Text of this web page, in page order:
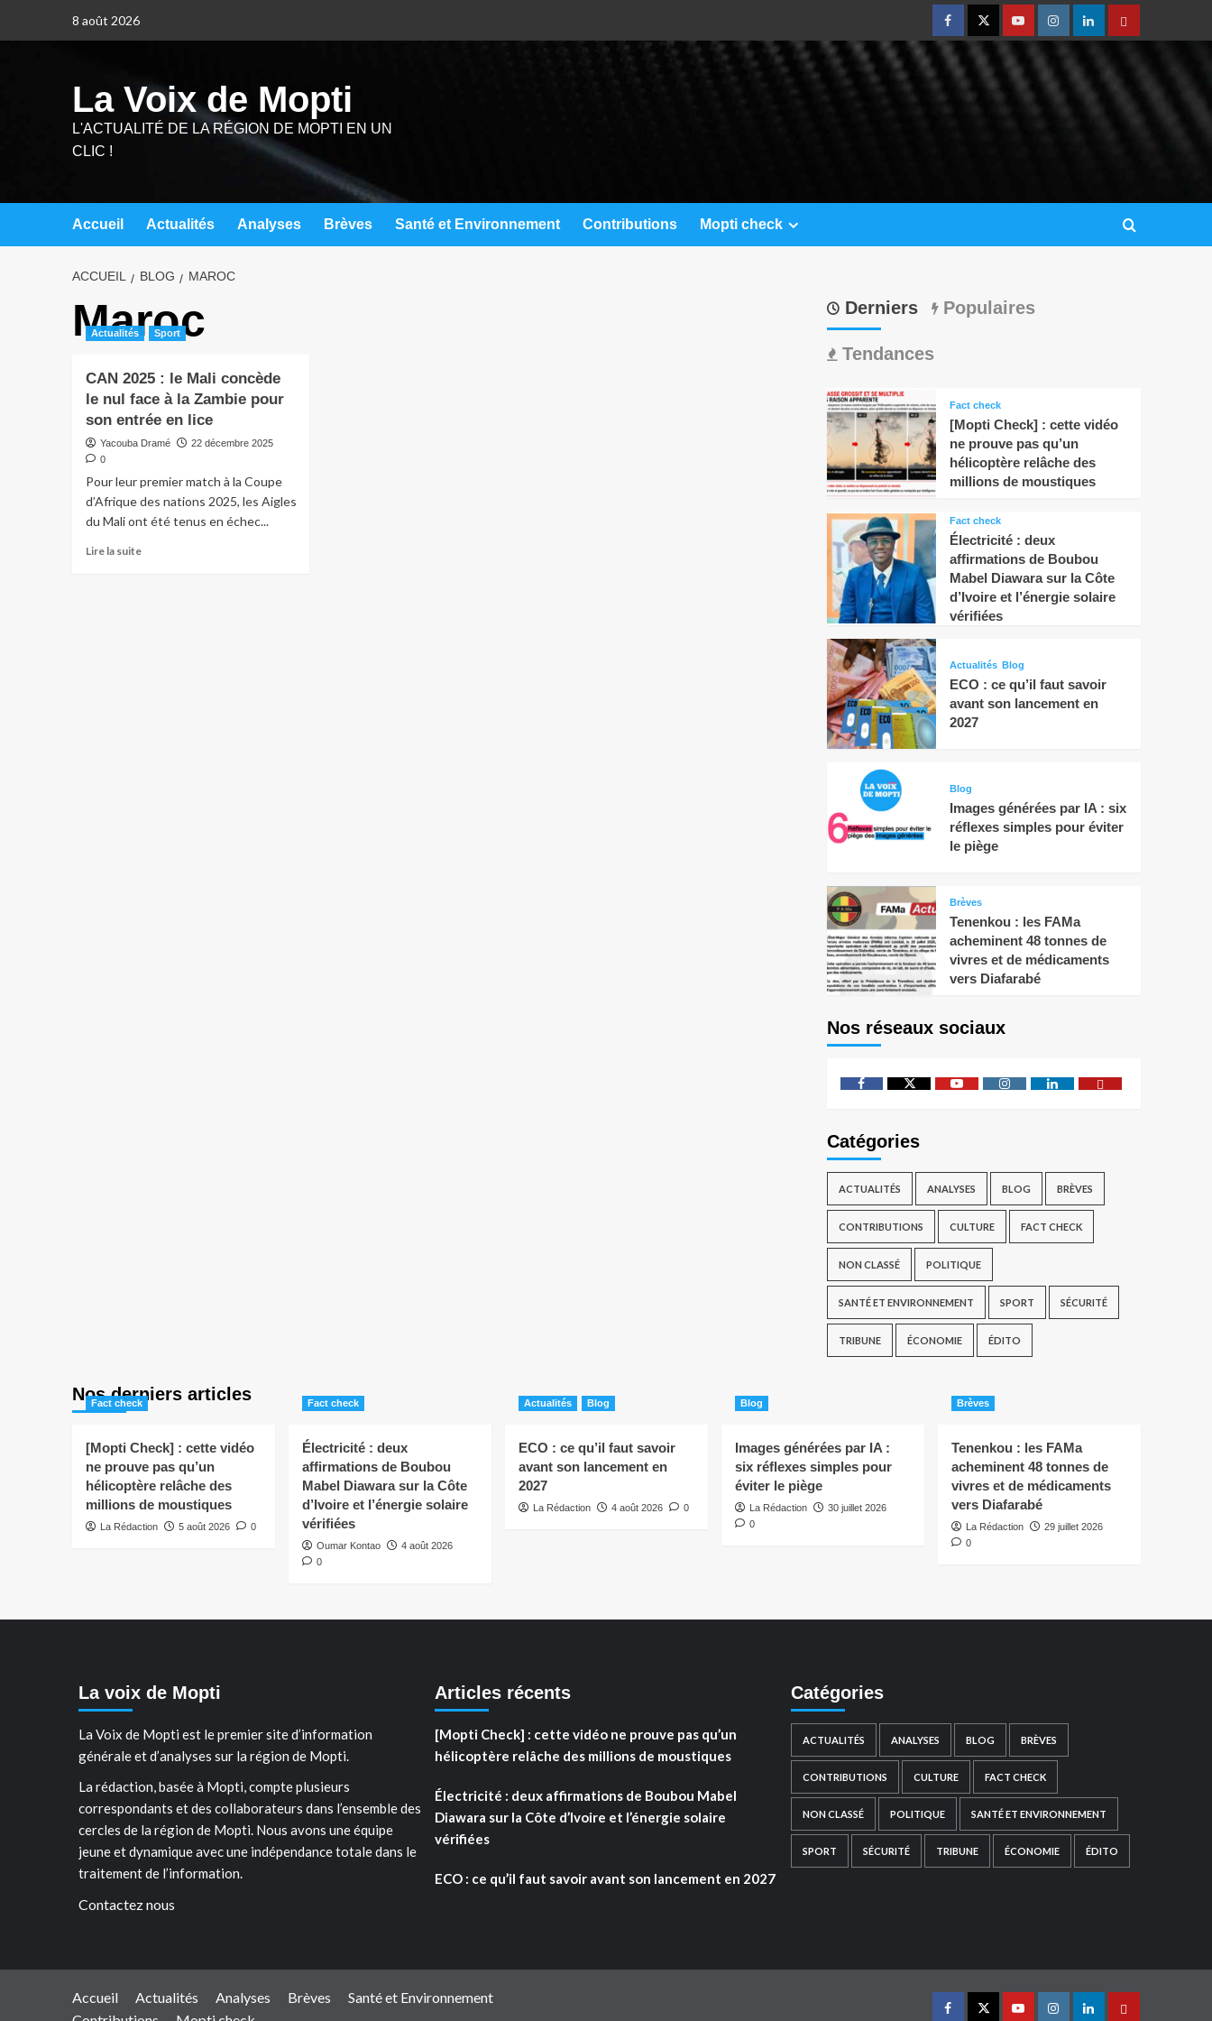
8 août 2026
La Voix de Mopti
L'ACTUALITÉ DE LA RÉGION DE MOPTI EN UN
CLIC !
Accueil Actualités Analyses Brèves Santé et Environnement Contributions Mopti check
ACCUEIL BLOG MAROC
Maroc
Actualités Sport
CAN 2025 : le Mali concède
le nul face à la Zambie pour
son entrée en lice
Yacouba Dramé
22 décembre 2025
0
Pour leur premier match à la Coupe
d’Afrique des nations 2025, les Aigles
du Mali ont été tenus en échec...
Lire la suite
Derniers Populaires
Tendances
Fact check
[Mopti Check] : cette vidéo
ne prouve pas qu’un
hélicoptère relâche des
millions de moustiques
Fact check
Électricité : deux
affirmations de Boubou
Mabel Diawara sur la Côte
d’Ivoire et l’énergie solaire
vérifiées
Actualités Blog
ECO : ce qu’il faut savoir
avant son lancement en
2027
Blog
Images générées par IA : six
réflexes simples pour éviter
le piège
Brèves
Tenenkou : les FAMa
acheminent 48 tonnes de
vivres et de médicaments
vers Diafarabé
Nos réseaux sociaux
Catégories
ACTUALITÉS ANALYSES BLOG BRÈVES
CONTRIBUTIONS CULTURE FACT CHECK
NON CLASSÉ POLITIQUE
SANTÉ ET ENVIRONNEMENT SPORT SÉCURITÉ
TRIBUNE ÉCONOMIE ÉDITO
Nos derniers articles
Fact check
[Mopti Check] : cette vidéo
ne prouve pas qu’un
hélicoptère relâche des
millions de moustiques
La Rédaction 5 août 2026 0
Fact check
Électricité : deux
affirmations de Boubou
Mabel Diawara sur la Côte
d’Ivoire et l’énergie solaire
vérifiées
Oumar Kontao
4 août 2026
0
Actualités Blog
ECO : ce qu’il faut savoir
avant son lancement en
2027
La Rédaction 4 août 2026 0
Blog
Images générées par IA :
six réflexes simples pour
éviter le piège
La Rédaction
30 juillet 2026
0
Brèves
Tenenkou : les FAMa
acheminent 48 tonnes de
vivres et de médicaments
vers Diafarabé
La Rédaction
29 juillet 2026
0
La voix de Mopti
La Voix de Mopti est le premier site d’information
générale et d’analyses sur la région de Mopti.
La rédaction, basée à Mopti, compte plusieurs
correspondants et des collaborateurs dans l’ensemble des
cercles de la région de Mopti. Nous avons une équipe
jeune et dynamique avec une indépendance totale dans le
traitement de l’information.
Contactez nous
Articles récents
[Mopti Check] : cette vidéo ne prouve pas qu’un
hélicoptère relâche des millions de moustiques
Électricité : deux affirmations de Boubou Mabel
Diawara sur la Côte d’Ivoire et l’énergie solaire
vérifiées
ECO : ce qu’il faut savoir avant son lancement en 2027
Catégories
ACTUALITÉS ANALYSES BLOG BRÈVES
CONTRIBUTIONS CULTURE FACT CHECK
NON CLASSÉ POLITIQUE SANTÉ ET ENVIRONNEMENT
SPORT SÉCURITÉ TRIBUNE ÉCONOMIE ÉDITO
Accueil Actualités Analyses Brèves
Santé et Environnement